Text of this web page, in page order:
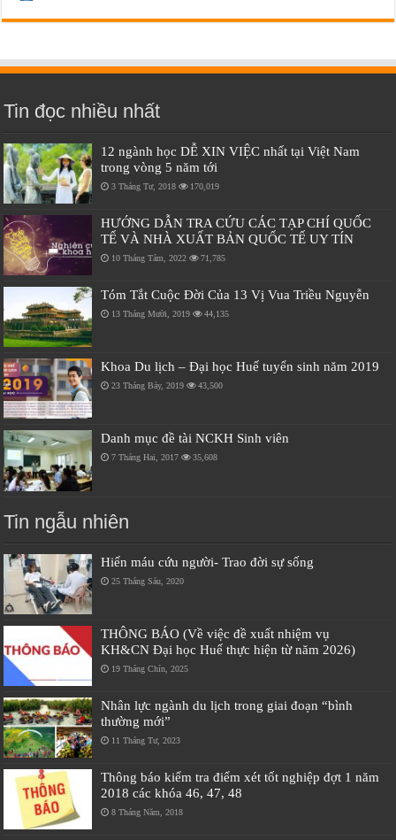
Tin đọc nhiều nhất
12 ngành học DỄ XIN VIỆC nhất tại Việt Nam
trong vòng 5 năm tới
3 Tháng Tư, 2018 170,019
HƯỚNG DẪN TRA CỨU CÁC TẠP CHÍ QUỐC
TẾ VÀ NHÀ XUẤT BẢN QUỐC TẾ UY TÍN
10 Tháng Tám, 2022 71,785
Tóm Tắt Cuộc Đời Của 13 Vị Vua Triều Nguyễn
13 Tháng Mười, 2019 44,135
Khoa Du lịch – Đại học Huế tuyển sinh năm 2019
23 Tháng Bảy, 2019 43,500
Danh mục đề tài NCKH Sinh viên
7 Tháng Hai, 2017 35,608
Tin ngẫu nhiên
Hiến máu cứu người- Trao đời sự sống
25 Tháng Sáu, 2020
THÔNG BÁO (Về việc đề xuất nhiệm vụ
KH&CN Đại học Huế thực hiện từ năm 2026)
19 Tháng Chín, 2025
Nhân lực ngành du lịch trong giai đoạn “bình
thường mới”
11 Tháng Tư, 2023
Thông báo kiểm tra điểm xét tốt nghiệp đợt 1 năm
2018 các khóa 46, 47, 48
8 Tháng Năm, 2018